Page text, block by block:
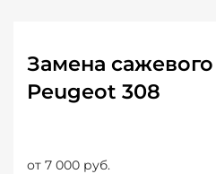
Замена
Peugeot 308
от 7 000 руб.